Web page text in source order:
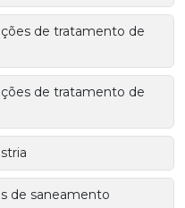
de tratamento de
de tratamento de
de saneamento